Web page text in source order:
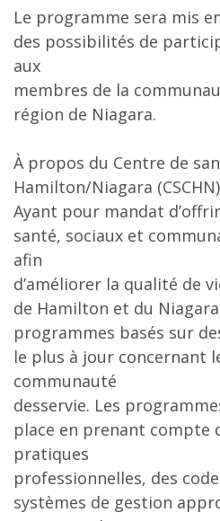
Le programme sera mis
des possibilités de
aux
membres de la
région de Niagara.
À propos du Centre de
Hamilton/Niagara (CSCHN)
Ayant pour mandat
santé, sociaux et
afin
d’améliorer la qualité de
de Hamilton et du
programmes basés sur
le plus à jour concernant
communauté
desservie. Les
place en prenant compte
pratiques
professionnelles, des
systèmes de gestion